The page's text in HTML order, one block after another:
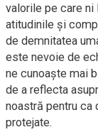
valorile pe care
atitudinile și
de demnitatea
este nevoie de
ne cunoaște mai
de a reflecta
noastră pentru
protejate.